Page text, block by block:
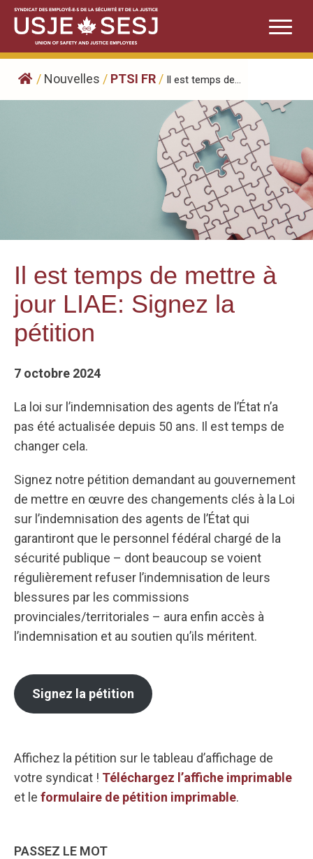
Skip
content
/ Nouvelles / PTSI FR / Il est temps de...
Il est temps de mettre à
jour LIAE: Signez la
pétition
7 octobre 2024
La loi sur l’indemnisation des agents de l’État n’a
pas été actualisée depuis 50 ans. Il est temps de
changer cela.
Signez notre pétition demandant au gouvernement
de mettre en œuvre des changements clés à la Loi
sur l’indemnisation des agents de l’État qui
garantiront que le personnel fédéral chargé de la
sécurité publique – dont beaucoup se voient
régulièrement refuser l’indemnisation de leurs
blessures par les commissions
provinciales/territoriales – aura enfin accès à
l’indemnisation et au soutien qu’ils méritent.
Signez la pétition
Affichez la pétition sur le tableau d’affichage de
votre syndicat ! Téléchargez l’affiche imprimable
et le formulaire de pétition imprimable.
PASSEZ LE MOT